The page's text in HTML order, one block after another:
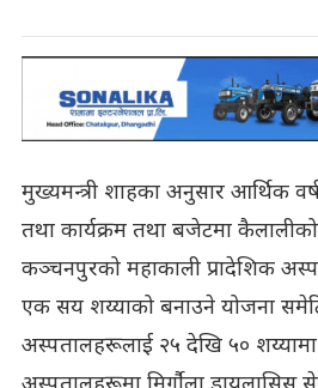
मुख्यमन्त्री शाहका अनुसार आर्थिक
तथा कार्यक्रम तथा बजेटमा
कञ्चनपुरको महाकाली प्रादेशिक
एक सय शय्याको बनाउने योजना
अस्पतालहरूलाई २५ देखि ५० शय्यामा